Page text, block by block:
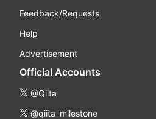
Feedback/Requests
Help
Advertisement
Official Accounts
@Qiita
@qiita_milestone